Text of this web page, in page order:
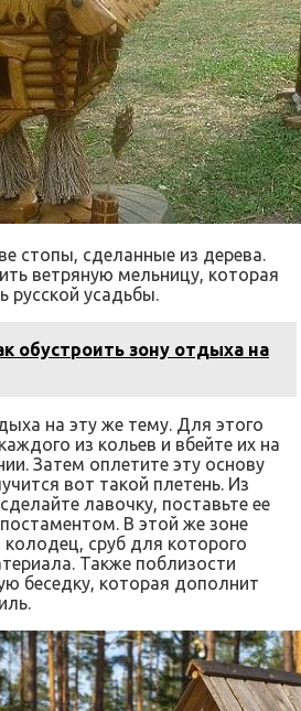
стопы, сделанные из дерева.
ветряную мельницу, которая
русской усадьбы.
обустроить зону отдыха на
на эту же тему. Для этого
из кольев и вбейте их на
Затем оплетите эту основу
вот такой плетень. Из
лавочку, поставьте ее
В этой же зоне
сруб для которого
Также поблизости
беседку, которая дополнит